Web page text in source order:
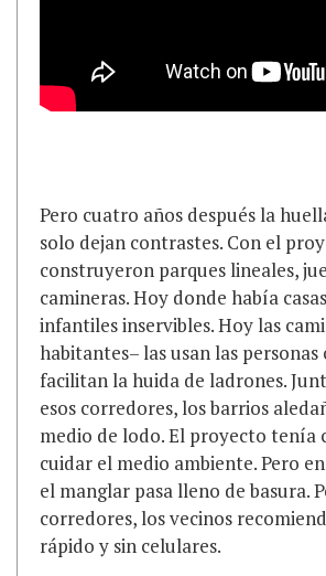
Pero cuatro años después la
solo dejan contrastes. Con el
construyeron parques lineales,
camineras. Hoy donde había
infantiles inservibles. Hoy las
habitantes– las usan las personas
facilitan la huida de ladrones.
esos corredores, los barrios
medio de lodo. El proyecto tenía
cuidar el medio ambiente. Pero
el manglar pasa lleno de basura.
corredores, los vecinos
rápido y sin celulares.